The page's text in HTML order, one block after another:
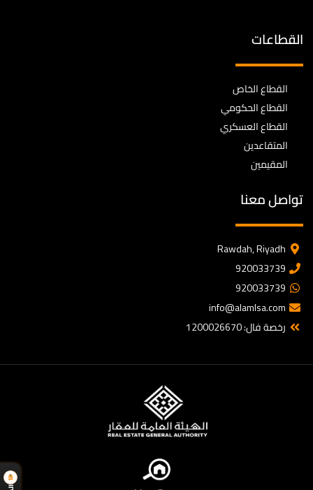
القطاعات
القطاع الخاص
القطاع الحكومي
القطاع العسكري
المتقاعدين
المقيمين
تواصل معنا
Rawdah, Riyadh
920033739
920033739
info@alamlsa.com
رخصة فال: 1200026670